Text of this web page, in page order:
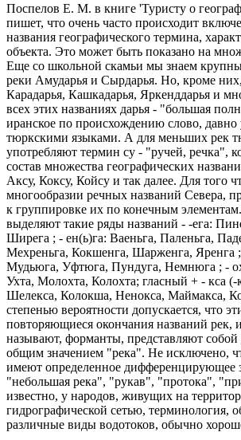
Поспелов Е. М. в книге 'Туристу о
пишет, что очень часто происходит
названия географического термина,
объекта. Это может быть показано на
Еще со школьной скамьи мы знаем
реки Амударья и Сырдарья. Но, кроме
Карадарья, Кашкадарья, Яркенддарья и
всех этих названиях дарья - "большая
иранское по происхождению слово, давно
тюркскими языками. А для меньших рек
употребляют термин су - "ручей, речка",
состав множества географических
Аксу, Коксу, Койсу и так далее. Для того
многообразии речных названий Севера,
к группировке их по конечным
выделяют такие ряды названий - -ега:
Ширега ; - ен(ь)га: Ваеньга, Паленьга,
Мехреньга, Кокшенга, Шарженга, Яренга
Мудьюга, Уфтюга, Пундуга, Немнюга ; -
Ухта, Молохта, Колохта; гласный + - кса
Шелекса, Колокша, Ненокса, Маймакса,
степенью вероятности допускается, что
повторяющиеся окончания названий рек,
называют, форманты, представляют
общим значением "река". Не исключено,
имеют определенное дифференцирующее
"небольшая река", "рукав", "протока",
известно, у народов, живущих на
гидрографической сетью, терминология,
различные виды водотоков, обычно